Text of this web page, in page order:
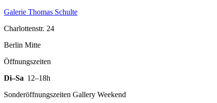
Galerie Thomas Schulte
Charlottenstr. 24
Berlin Mitte
Öffnungszeiten
Di–Sa 12–18h
Sonderöffnungszeiten Gallery Weekend